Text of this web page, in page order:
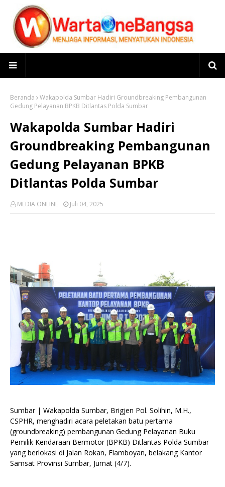
Beranda
Wakapolda Sumbar Hadiri Groundbreaking Pembangunan
Gedung Pelayanan BPKB Ditlantas Polda Sumbar
Wakapolda Sumbar Hadiri
Groundbreaking Pembangunan
Gedung Pelayanan BPKB
Ditlantas Polda Sumbar
MEDIA ONLINE Juli 04, 2025
Sumbar | Wakapolda Sumbar, Brigjen Pol. Solihin, M.H.,
CSPHR, menghadiri acara peletakan batu pertama
(groundbreaking) pembangunan Gedung Pelayanan Buku
Pemilik Kendaraan Bermotor (BPKB) Ditlantas Polda Sumbar
yang berlokasi di Jalan Rokan, Flamboyan, belakang Kantor
Samsat Provinsi Sumbar, Jumat (4/7).